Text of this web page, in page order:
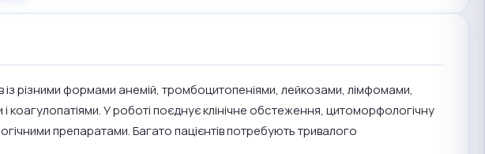
із різними формами анемій, тромбоцитопеніями, лейкозами, лімфомами,
У роботі поєднує клінічне обстеження, цитоморфологічну
препаратами. Багато пацієнтів потребують тривалого